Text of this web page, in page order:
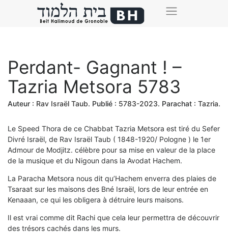
Perdant- Gagnant ! –
Tazria Metsora 5783
Auteur : Rav Israël Taub. Publié : 5783-2023. Parachat : Tazria.
Le Speed Thora de ce Chabbat Tazria Metsora est tiré du Sefer
Divré Israël, de Rav Israël Taub ( 1848-1920/ Pologne ) le 1er
Admour de Modjitz. célèbre pour sa mise en valeur de la place
de la musique et du Nigoun dans la Avodat Hachem.
La Paracha Metsora nous dit qu’Hachem enverra des plaies de
Tsaraat sur les maisons des Bné Israël, lors de leur entrée en
Kenaaan, ce qui les obligera à détruire leurs maisons.
Il est vrai comme dit Rachi que cela leur permettra de découvrir
des trésors cachés dans les murs.